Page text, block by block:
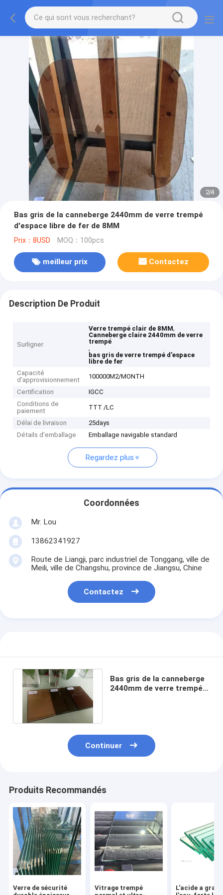
2/4
Bas gris de la canneberge 2440mm de verre trempé
d'espace libre de fer de 8MM
Prix：8USD MOQ：100pcs
meilleur prix Contactez
Description De Produit
Surligner
Verre trempé clair de 8MM,
Canneberge claire 2440mm de verre
trempé
,
bas gris de verre trempé d'espace
libre de fer
Capacité
d'approvisionnement
100000M2/MONTH
Certification
IGCC
Conditions de
paiement
TTT /LC
Délai de livraison
25days
Détails d'emballage
Emballage navigable standard
Regardez plus
Coordonnées
Mr. Lou
13862341927
Route de Liangji, parc industriel de Tonggang, ville de
Meili, ville de Changshu, province de Jiangsu, Chine
Contactez
Bas gris de la canneberge
2440mm de verre trempé
Continuer
Produits Recommandés
Verre de sécurité
Vitrage trempé
L'acide a